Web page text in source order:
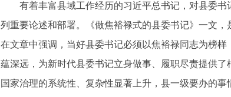
有着丰富县域工作经历的习近平总书记，对县委书
列重要论述和部署。《做焦裕禄式的县委书记》一文
在文章中强调，当好县委书记必须以焦裕禄同志为榜
蕴深远，为新时代县委书记立身做事、履职尽责提供
国家治理的系统性、复杂性显著上升，县一级要办的